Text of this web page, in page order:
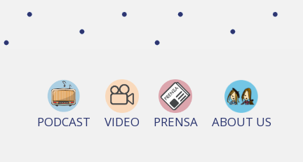
PODCAST VIDEO PRENSA ABOUT US